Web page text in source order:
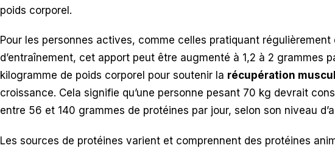
poids corporel.
Pour les personnes actives, comme celles pratiquant régulièrement
d’entraînement, cet apport peut être augmenté à 1,2 à 2 grammes
kilogramme de poids corporel pour soutenir la récupération
croissance. Cela signifie qu’une personne pesant 70 kg devrait
entre 56 et 140 grammes de protéines par jour, selon son niveau
Les sources de protéines varient et comprennent des protéines